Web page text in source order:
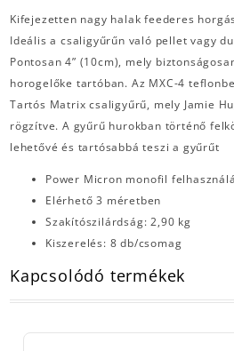
Kifejezetten nagy halak feederes
Ideális a csaligyűrűn való pellet vagy
Pontosan 4” (10cm), mely
horogelőke tartóban. Az MXC-4
Tartós Matrix csaligyűrű, mely Jamie
rögzítve. A gyűrű hurokban történő
lehetővé és tartósabbá teszi a gyűrűt
Power Micron monofil
Elérhető 3 méretben
Szakítószilárdság: 2,90 kg
Kiszerelés: 8 db/csomag
Kapcsolódó termékek